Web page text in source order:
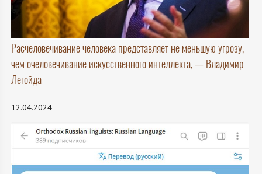
Расчеловечивание человека представляет не меньшую угрозу,
чем очеловечивание искусственного интеллекта, — Владимир
Легойда
12.04.2024